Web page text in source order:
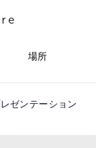
場所
ゼンテーション